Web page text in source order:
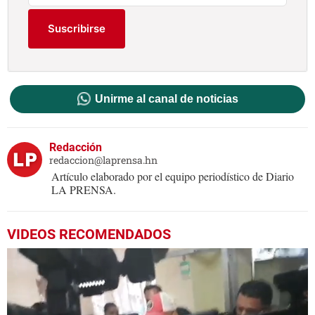
Suscribirse
Unirme al canal de noticias
Redacción
redaccion@laprensa.hn
Artículo elaborado por el equipo periodístico de Diario
LA PRENSA.
VIDEOS RECOMENDADOS